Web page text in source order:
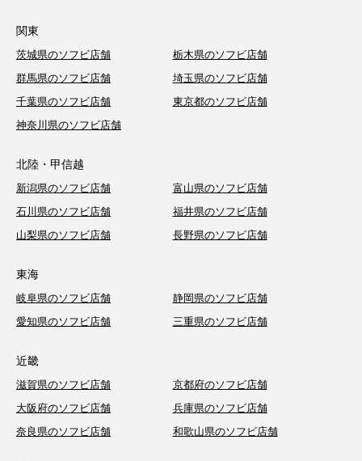
関東
茨城県のソフビ店舗
栃木県のソフビ店舗
群馬県のソフビ店舗
埼玉県のソフビ店舗
千葉県のソフビ店舗
東京都のソフビ店舗
神奈川県のソフビ店舗
北陸・甲信越
新潟県のソフビ店舗
富山県のソフビ店舗
石川県のソフビ店舗
福井県のソフビ店舗
山梨県のソフビ店舗
長野県のソフビ店舗
東海
岐阜県のソフビ店舗
静岡県のソフビ店舗
愛知県のソフビ店舗
三重県のソフビ店舗
近畿
滋賀県のソフビ店舗
京都府のソフビ店舗
大阪府のソフビ店舗
兵庫県のソフビ店舗
奈良県のソフビ店舗
和歌山県のソフビ店舗